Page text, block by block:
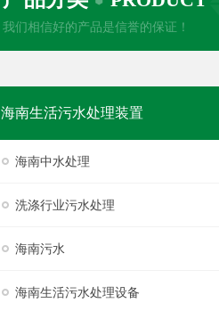
我们相信好的产品是信誉的保证！
海南生活污水处理装置
海南中水处理
洗涤行业污水处理
海南污水
海南生活污水处理设备